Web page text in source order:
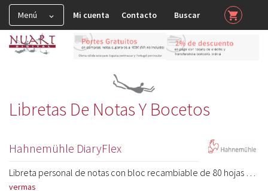
Menú  Mi cuenta Contacto shopping_cart

Buscar
HAHNEMUHLE
FineArt Matt-Smooth
FineArt Matt Deckle Edge (Papel con Barbas)
Libretas De Notas Y Bocetos
Hahnemühle DiaryFlex
ver